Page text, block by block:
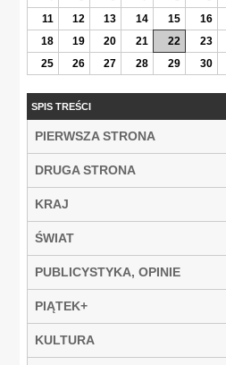
11
12 13 14 15 16
18
19 20 21 22 23
25
26 27 28 29 30
SPIS TREŚCI
PIERWSZA STRONA
DRUGA STRONA
KRAJ
ŚWIAT
PUBLICYSTYKA, OPINIE
PIĄTEK+
KULTURA